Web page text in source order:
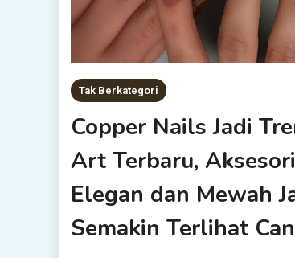
Tak Berkategori
Copper Nails Jadi
Art Terbaru,
Elegan dan Mewah
Semakin Terlihat